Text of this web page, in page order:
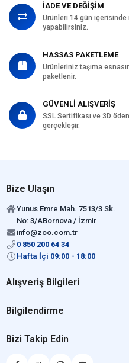
İADE VE DEĞİŞİM
Ürünleri 14 gün
yapabilirsiniz.
HASSAS PAKETLEME
Ürünleriniz taşıma
paketlenir.
GÜVENLİ ALIŞVERİŞ
SSL Sertifikası ve 3D
gerçekleşir.
Bize Ulaşın
Yunus Emre Mah. 7513/3 Sk.
No: 3/ABornova / İzmir
info@zoo.com.tr
0 850 200 64 34
Hafta İçi 09:00 - 18:00
Alışveriş Bilgileri
Bilgilendirme
Bizi Takip Edin